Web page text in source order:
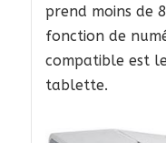
prend moins de
fonction de
compatible est
tablette.